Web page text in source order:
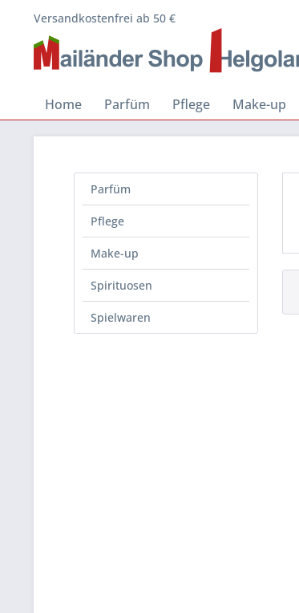
Versandkostenfrei ab 50 €
Home Parfüm Pflege Make-up
Parfüm
Pflege
Make-up
Spirituosen
Spielwaren